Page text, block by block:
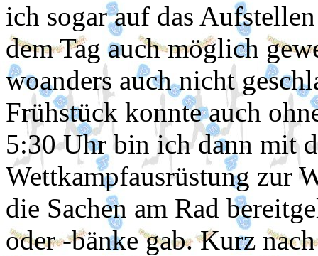
ich sogar auf das
dem Tag auch möglich
woanders auch nicht
Frühstück konnte auch
5:30 Uhr bin ich dann mit
Wettkampfausrüstung zur
die Sachen am Rad
oder -bänke gab. Kurz